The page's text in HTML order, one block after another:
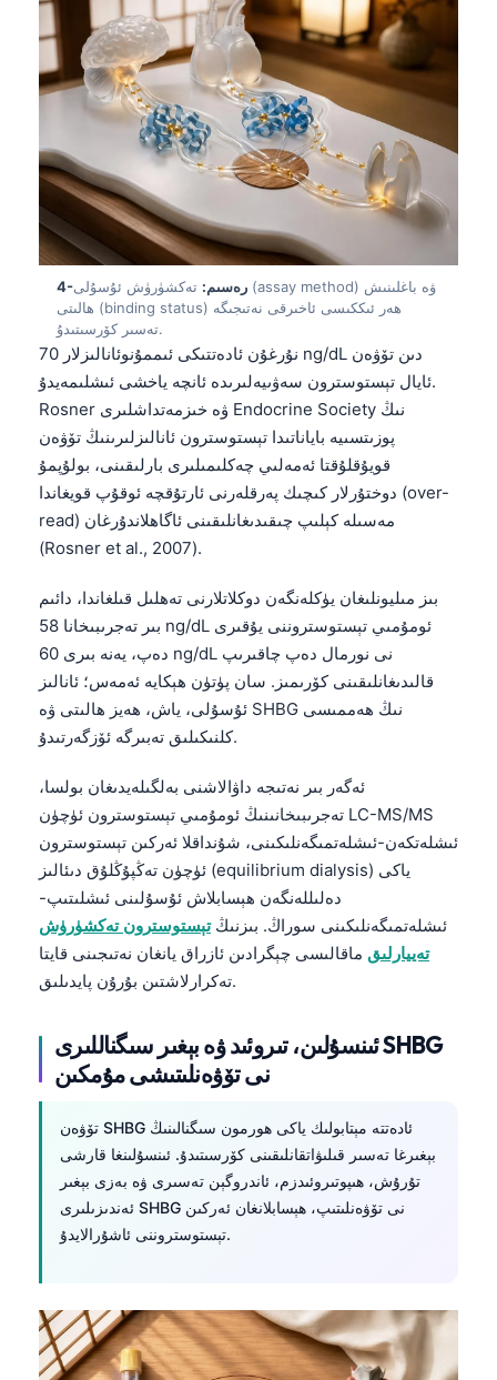
4-رەسىم: تەكشۈرۈش ئۇسۇلى (assay method) ۋە باغلىنىش
ھالىتى (binding status) ھەر ئىككىسى ئاخىرقى نەتىجىگە
تەسىر كۆرسىتىدۇ.
نۇرغۇن ئادەتتىكى ئىممۇنوئانالىزلار 70 ng/dL دىن تۆۋەن
ئايال تېستوسترون سەۋىيەلىرىدە ئانچە ياخشى ئىشلىمەيدۇ.
Rosner ۋە خىزمەتداشلىرى Endocrine Society نىڭ
پوزىتسىيە باياناتىدا تېستوسترون ئانالىزلىرىنىڭ تۆۋەن
قويۇقلۇقتا ئەمەلىي چەكلىمىلىرى بارلىقىنى، بولۇپمۇ
دوختۇرلار كىچىك پەرقلەرنى ئارتۇقچە ئوقۇپ قويغاندا (over-
read) مەسىلە كېلىپ چىقىدىغانلىقىنى ئاگاھلاندۇرغان
(Rosner et al., 2007).
بىز مىليونلىغان يۈكلەنگەن دوكلاتلارنى تەھلىل قىلغاندا، دائىم
بىر تەجرىبىخانا 58 ng/dL ئومۇمىي تېستوستروننى يۇقىرى
دەپ، يەنە بىرى 60 ng/dL نى نورمال دەپ چاقىرىپ
قالىدىغانلىقىنى كۆرىمىز. سان پۈتۈن ھېكايە ئەمەس؛ ئانالىز
ئۇسۇلى، ياش، ھەيز ھالىتى ۋە SHBG نىڭ ھەممىسى
كلنىكىلىق تەبىرگە ئۆزگەرتىدۇ.
ئەگەر بىر نەتىجە داۋالاشنى بەلگىلەيدىغان بولسا،
تەجرىبىخانىنىڭ ئومۇمىي تېستوسترون ئۈچۈن LC-MS/MS
ئىشلەتكەن-ئىشلەتمىگەنلىكىنى، شۇنداقلا ئەركىن تېستوسترون
ئۈچۈن تەڭپۇڭلۇق دىئالىز (equilibrium dialysis) ياكى
دەلىللەنگەن ھېسابلاش ئۇسۇلىنى ئىشلىتىپ-
ئىشلەتمىگەنلىكىنى سوراڭ. بىزنىڭتېستوسترون تەكشۈرۈش
تەييارلىق ماقالىسى چېگرادىن ئازراق يانغان نەتىجىنى قايتا
تەكرارلاشتىن بۇرۇن پايدىلىق.
ئىنسۇلىن، تىروئىد ۋە بېغىر سىگناللىرى SHBG
نى تۆۋەنلىتىشى مۇمكىن
تۆۋەن SHBG ئادەتتە مېتابولىك ياكى ھورمون سىگنالىنىڭ
بېغىرغا تەسىر قىلىۋاتقانلىقىنى كۆرسىتىدۇ. ئىنسۇلىنغا قارشى
تۇرۇش، ھىپوتىروئىدزم، ئاندروگېن تەسىرى ۋە بەزى بېغىر
ئەندىزىلىرى SHBG نى تۆۋەنلىتىپ، ھېسابلانغان ئەركىن
تېستوستروننى ئاشۇرالايدۇ.